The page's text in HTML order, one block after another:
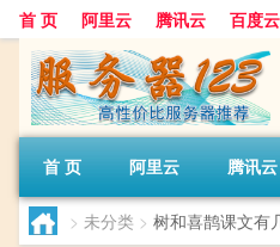
首 页 阿里云 腾讯云 百度云
首 页 阿里云 腾讯云
> 未分类 > 树和喜鹊课文有